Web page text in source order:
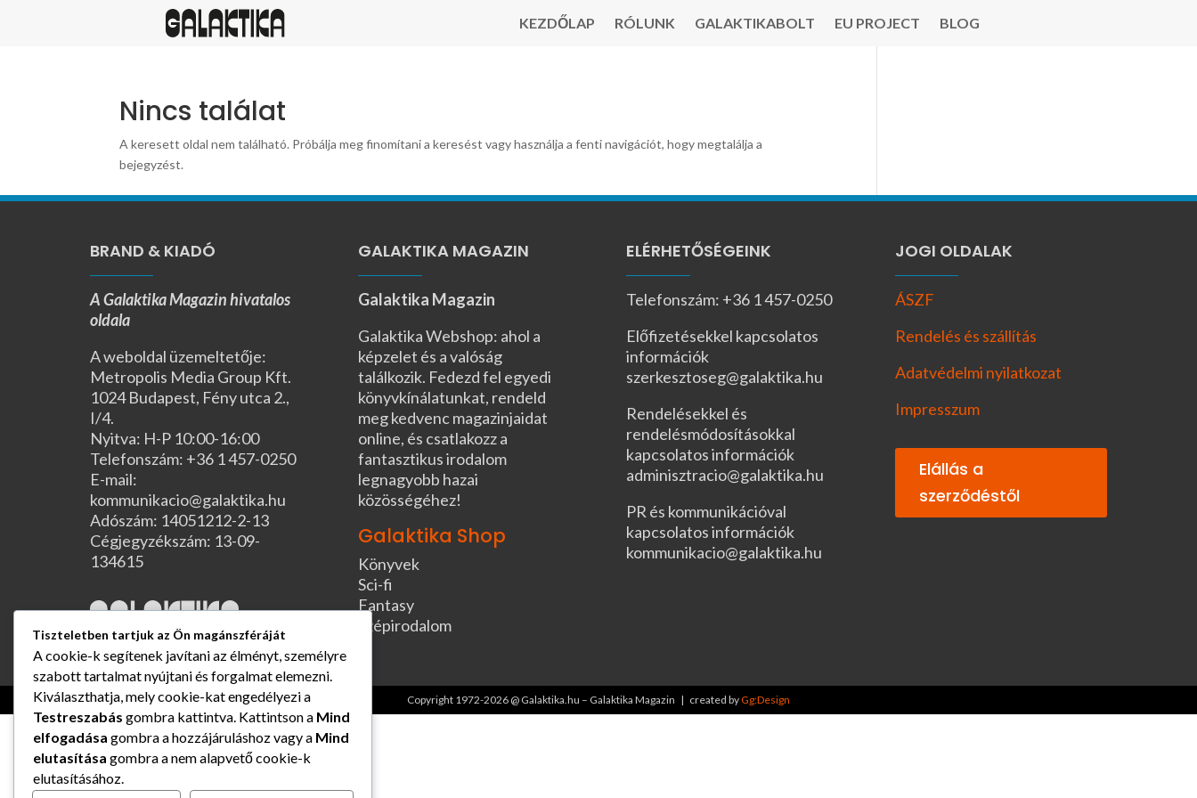
KEZDŐLAP RÓLUNK GALAKTIKABOLT EU PROJECT BLOG
Nincs találat
A keresett oldal nem található. Próbálja meg finomítani a keresést vagy használja a fenti navigációt, hogy megtalálja a
bejegyzést.
BRAND & KIADÓ
A Galaktika Magazin hivatalos
oldala
A weboldal üzemeltetője:
Metropolis Media Group Kft.
1024 Budapest, Fény utca 2.,
I/4.
Nyitva: H-P 10:00-16:00
Telefonszám: +36 1 457-0250
E-mail:
kommunikacio@galaktika.hu
Adószám: 14051212-2-13
Cégjegyzékszám: 13-09-
134615
GALAKTIKA MAGAZIN
Galaktika Magazin
Galaktika Webshop: ahol a
képzelet és a valóság
találkozik. Fedezd fel egyedi
könyvkínálatunkat, rendeld
meg kedvenc magazinjaidat
online, és csatlakozz a
fantasztikus irodalom
legnagyobb hazai
közösségéhez!
Galaktika Shop
Könyvek
Sci-fi
Fantasy
Szépirodalom
ELÉRHETŐSÉGEINK
Telefonszám: +36 1 457-0250
Előfizetésekkel kapcsolatos
információk
szerkesztoseg@galaktika.hu
Rendelésekkel és
rendelésmódosításokkal
kapcsolatos információk
adminisztracio@galaktika.hu
PR és kommunikációval
kapcsolatos információk
kommunikacio@galaktika.hu
JOGI OLDALAK
ÁSZF
Rendelés és szállítás
Adatvédelmi nyilatkozat
Impresszum
Elállás a
szerződéstől
Copyright 1972-2026 @ Galaktika.hu – Galaktika Magazin | created byGg:Design
Tiszteletben tartjuk az Ön magánszféráját
A cookie-k segítenek javítani az élményt, személyre
szabott tartalmat nyújtani és forgalmat elemezni.
Kiválaszthatja, mely cookie-kat engedélyezi a
Testreszabás gombra kattintva. Kattintson a Mind
elfogadása gombra a hozzájáruláshoz vagy a Mind
elutasítása gombra a nem alapvető cookie-k
elutasításához.